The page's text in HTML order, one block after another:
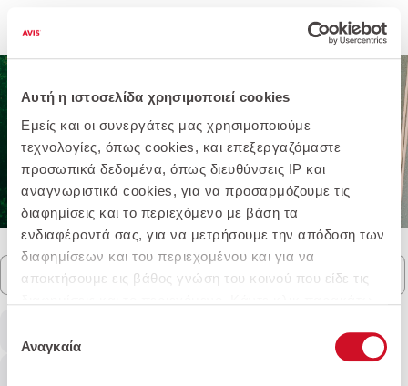
Αυτή η ιστοσελίδα χρησιμοποιεί cookies
Εμείς και οι συνεργάτες μας χρησιμοποιούμε
τεχνολογίες, όπως cookies, και επεξεργαζόμαστε
προσωπικά δεδομένα, όπως διευθύνσεις IP και
αναγνωριστικά cookies, για να προσαρμόζουμε τις
διαφημίσεις και το περιεχόμενο με βάση τα
ενδιαφέροντά σας, για να μετρήσουμε την απόδοση των
διαφημίσεων και του περιεχομένου και για να
αποκτήσουμε εις βάθος γνώση του κοινού που είδε τις
και την επεξεργασία των προσωπικών σας δεδομένων
για αυτούς τους σκοπούς. Μπορείτε να αλλάξετε γνώμη
συγκατάθεσης
Αναγκαία
Green Deals
αυτοκίνητα